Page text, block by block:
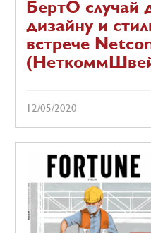
БертО случай
дизайну и
встрече
12/05/2020